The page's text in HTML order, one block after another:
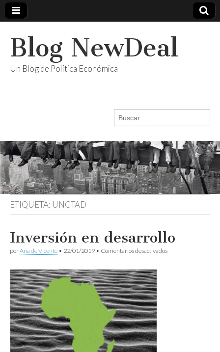
Blog NewDeal
Un Blog de Política Económica
Buscar:
ETIQUETA: UNCTAD
Inversión en desarrollo
porAna de Vicente • 22/01/2019 • Comentarios desactivadosen